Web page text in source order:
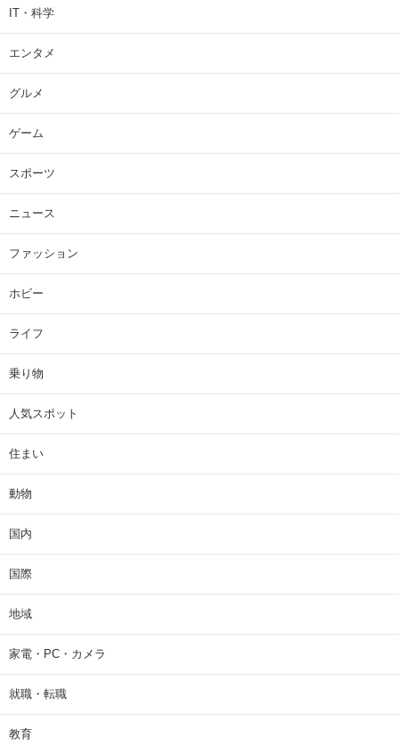
IT・科学
エンタメ
グルメ
ゲーム
スポーツ
ニュース
ファッション
ホビー
ライフ
乗り物
人気スポット
住まい
動物
国内
国際
地域
家電・PC・カメラ
就職・転職
教育